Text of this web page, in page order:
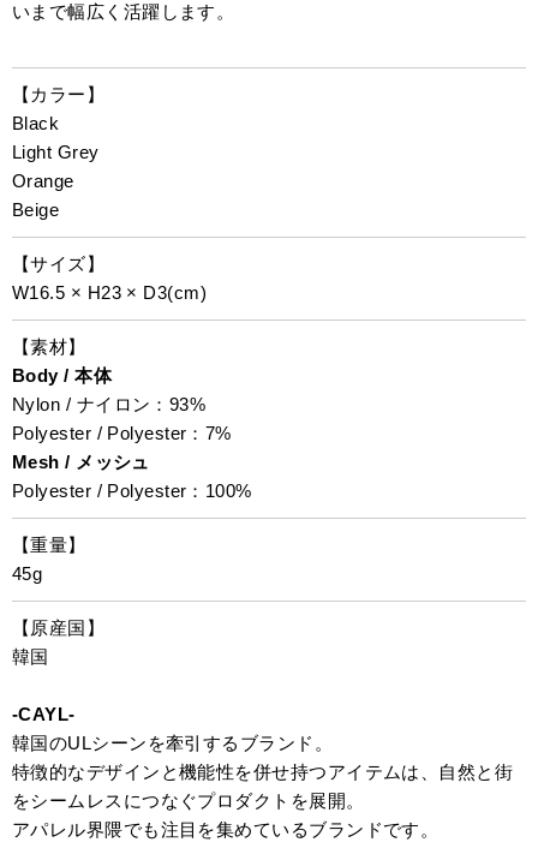
いまで幅広く活躍します。
【カラー】
Black
Light Grey
Orange
Beige
【サイズ】
W16.5 × H23 × D3(cm)
【素材】
Body / 本体
Nylon / ナイロン：93%
Polyester / Polyester：7%
Mesh / メッシュ
Polyester / Polyester：100%
【重量】
45g
【原産国】
韓国
-CAYL-
韓国のULシーンを牽引するブランド。
特徴的なデザインと機能性を併せ持つアイテムは、自然と街
をシームレスにつなぐプロダクトを展開。
アパレル界隈でも注目を集めているブランドです。